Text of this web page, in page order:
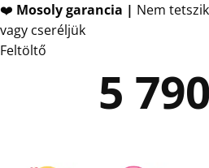
❤️ Mosoly garancia | Nem
vagy cseréljük
Feltöltő
5 790